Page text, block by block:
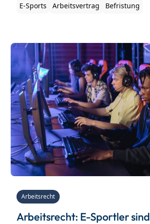
E-Sports Arbeitsvertrag Befristung
Arbeitsrecht
Arbeitsrecht: E-Sportler sind